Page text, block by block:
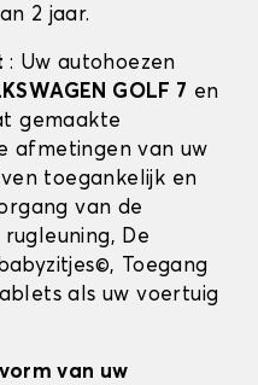
2 jaar.
: Uw autohoezen
GOLF 7 en
gemaakte
afmetingen van uw
toegankelijk en
van de
De
Toegang
als uw voertuig
van uw